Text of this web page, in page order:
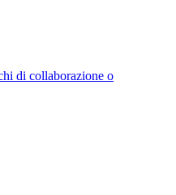
di collaborazione o